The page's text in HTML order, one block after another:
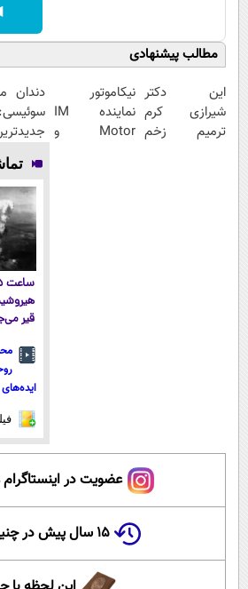
مطالب پیشنهادی
این دکتر
شیرازی کرم
ترمیم زخم
نیکاموتور
نماینده IM
Motor و
دندان
سوئیسی:
فناوری
سبک و
قیر
عضویت در
۱۵ سال پیش در چنین روزی